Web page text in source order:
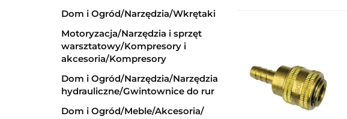
Dom i Ogród/Narzędzia/Wkrętaki
Motoryzacja/Narzędzia i sprzęt
warsztatowy/Kompresory i
akcesoria/Kompresory
Dom i Ogród/Narzędzia/Narzędzia
hydrauliczne/Gwintownice do rur
Dom i Ogród/Meble/Akcesoria/